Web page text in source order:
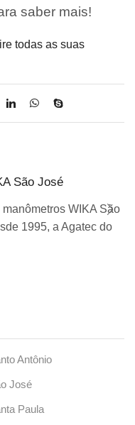
saber mais!
todas as suas
São José
WIKA São
1995, a Agatec do
Antônio
José
Paula